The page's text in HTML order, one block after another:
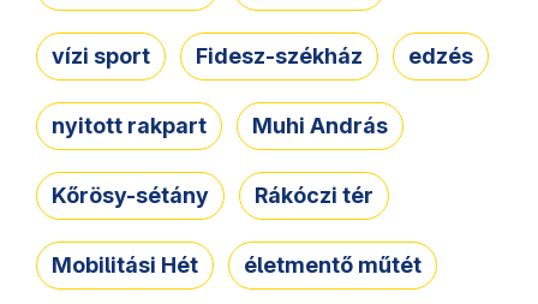
vízi sport Fidesz-székház edzés
nyitott rakpart Muhi András
Kőrösy-sétány Rákóczi tér
Mobilitási Hét életmentő műtét